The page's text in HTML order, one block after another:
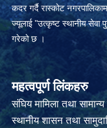
कदर गर्दै रास्कोट
ज्यूलाई "उत्कृष्ट स्थानीय सेवा
गरेको छ ।
महत्वपूर्ण लिंकहरु
संघिय मामिला तथा
स्थानीय शासन तथा